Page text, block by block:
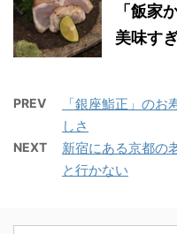
「飯家
美味す
PREV
「銀座鮨正」の
しさ
NEXT
新宿にある京都の
と行かない